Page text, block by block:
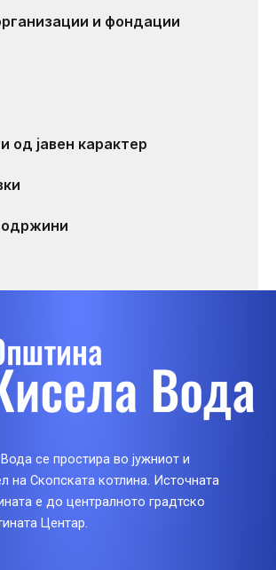
и фондации
од јавен карактер
се простира во јужниот и
на Скопската котлина. Источната
е до централното градтско
Центар.